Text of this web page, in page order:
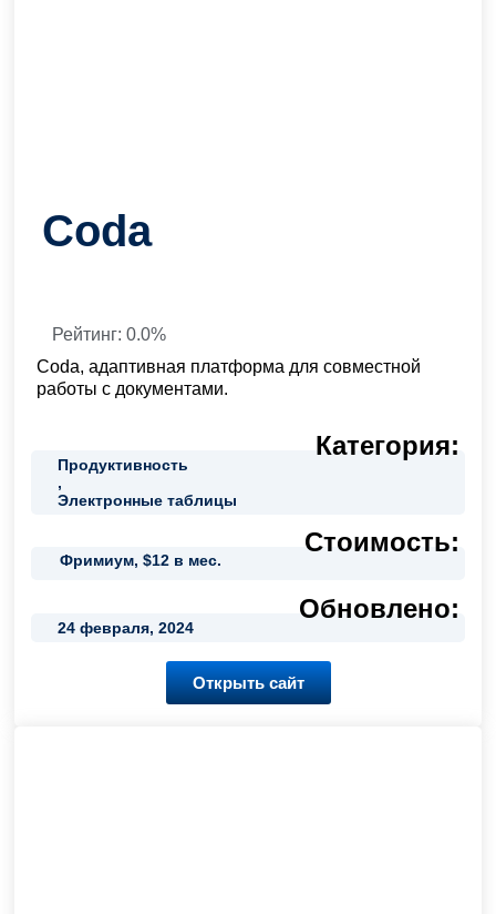
Coda
Рейтинг: 0.0%
Coda, адаптивная платформа для совместной
работы с документами.
Категория:
Продуктивность
,
Электронные таблицы
Стоимость:
Фримиум, $12 в мес.
Обновлено:
24 февраля, 2024
Открыть сайт